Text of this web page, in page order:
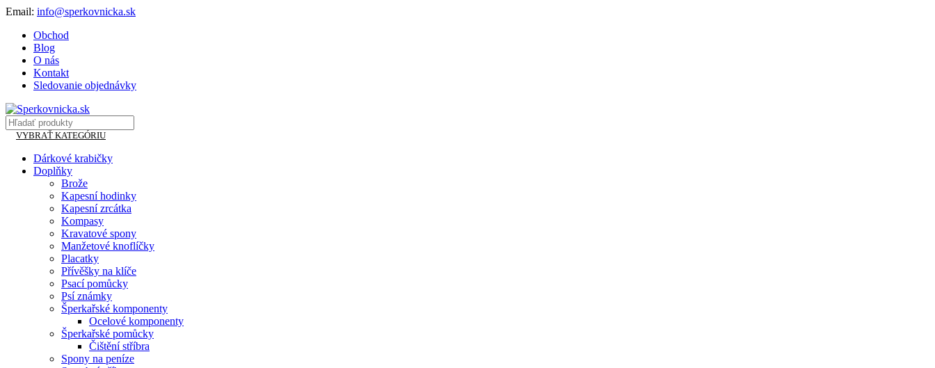
Email: info@sperkovnicka.sk
Obchod
Blog
O nás
Kontakt
Sledovanie objednávky
VYBRAŤ KATEGÓRIU
Dárkové krabičky
Doplňky
Brože
Kapesní hodinky
Kapesní zrcátka
Kompasy
Kravatové spony
Manžetové knoflíčky
Placatky
Přívěšky na klíče
Psací pomůcky
Psí známky
Šperkařské komponenty
Ocelové komponenty
Šperkařské pomůcky
Čištění stříbra
Spony na peníze